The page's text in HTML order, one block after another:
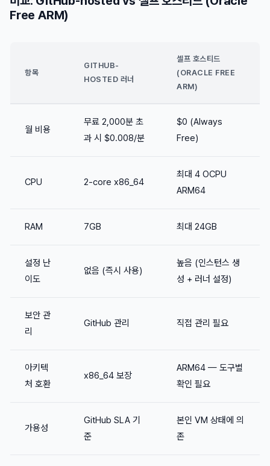
Free ARM)
항목
GITHUB-
HOSTED 러너
셀프 호스티드
(ORACLE FREE
ARM)
월 비용
무료 2,000분 초
과 시 $0.008/분
$0 (Always
Free)
CPU 2-core x86_64
최대 4 OCPU
ARM64
RAM 7GB 최대 24GB
설정 난
이도
없음 (즉시 사용)
높음 (인스턴스 생
성 + 러너 설정)
보안 관
리
GitHub 관리 직접 관리 필요
아키텍
처 호환
x86_64 보장
ARM64 — 도구별
확인 필요
가용성
GitHub SLA 기
준
본인 VM 상태에 의
존